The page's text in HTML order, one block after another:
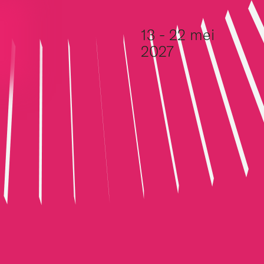
Ga naar de inhoud
13 - 22 mei
2027